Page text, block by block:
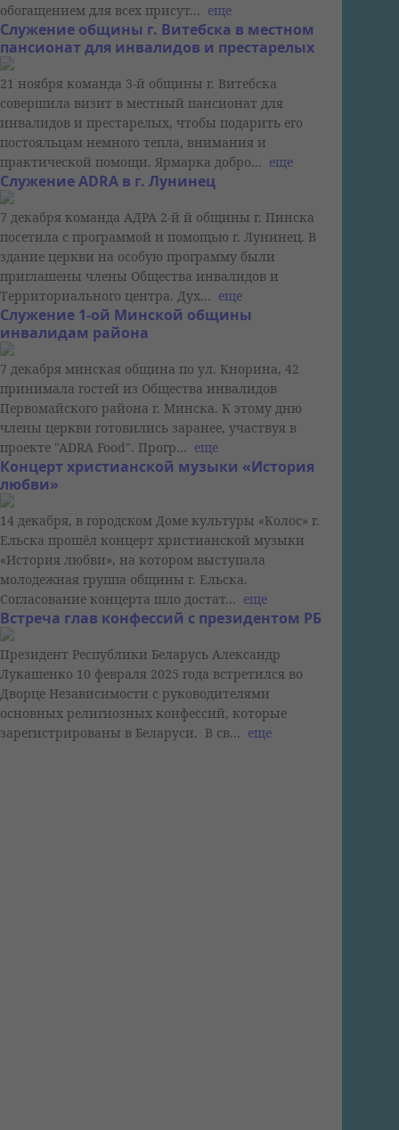
обогащением для всех присут... еще
Служение общины г. Витебска в местном
пансионат для инвалидов и престарелых
21 ноября команда 3-й общины г. Витебска
совершила визит в местный пансионат для
инвалидов и престарелых, чтобы подарить его
постояльцам немного тепла, внимания и
практической помощи. Ярмарка добро... еще
Служение ADRA в г. Лунинец
7 декабря команда АДРА 2-й й общины г. Пинска
посетила с программой и помощью г. Лунинец. В
здание церкви на особую программу были
приглашены члены Общества инвалидов и
Территориального центра. Дух... еще
Служение 1-ой Минской общины
инвалидам района
7 декабря минская община по ул. Кнорина, 42
принимала гостей из Общества инвалидов
Первомайского района г. Минска. К этому дню
члены церкви готовились заранее, участвуя в
проекте "АDRA Food". Прогр... еще
Концерт христианской музыки «История
любви»
14 декабря, в городском Доме культуры «Колос» г.
Ельска прошёл концерт христианской музыки
«История любви», на котором выступала
молодежная группа общины г. Ельска.
Согласование концерта шло достат... еще
Встреча глав конфессий с президентом РБ
Президент Республики Беларусь Александр
Лукашенко 10 февраля 2025 года встретился во
Дворце Независимости с руководителями
основных религиозных конфессий, которые
зарегистрированы в Беларуси. В св... еще